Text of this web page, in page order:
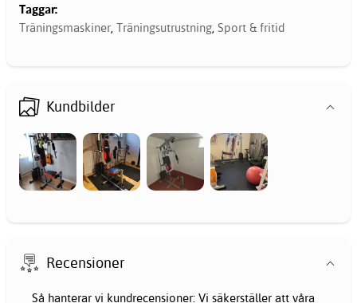
Taggar:
Träningsmaskiner, Träningsutrustning, Sport & fritid
Kundbilder
Recensioner
Så hanterar vi kundrecensioner: Vi säkerställer att våra